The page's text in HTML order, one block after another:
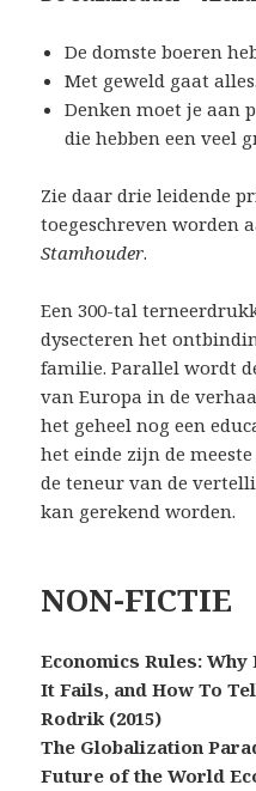
De domste boeren
Met geweld gaat alles.
Denken moet je aan
die hebben een veel
Zie daar drie leidende
toegeschreven worden
Stamhouder.
Een 300-tal
dysecteren het
familie. Parallel wordt
van Europa in de
het geheel nog een
het einde zijn de
de teneur van de
kan gerekend worden.
NON-FICTIE
Economics Rules:
It Fails, and How To
Rodrik (2015)
The Globalization
Future of the World